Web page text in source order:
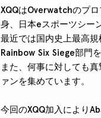
XQQはOverwatchのプ
身、日本eスポーツシー
最近では国内史上最高
Rainbow Six Siege部門
また、何事に対しても
ァンを集めています。
今回のXQQ加入により